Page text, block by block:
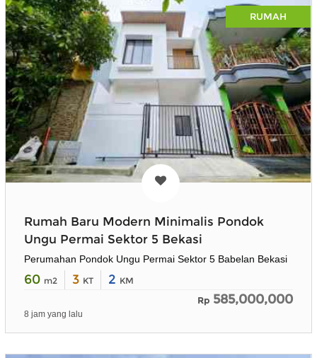
RUMAH
Rumah Baru Modern Minimalis Pondok
Ungu Permai Sektor 5 Bekasi
Perumahan Pondok Ungu Permai Sektor 5 Babelan Bekasi
60 m2 3 KT 2 KM
Rp 585,000,000
8 jam yang lalu